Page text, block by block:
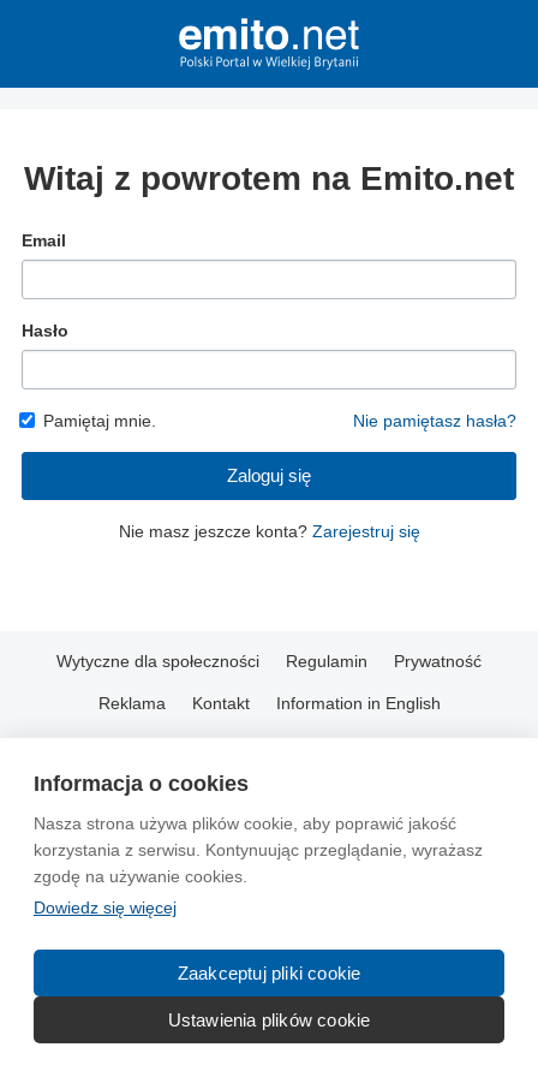
Informacja o cookies
Nasza strona używa plików cookie, aby poprawić jakość
korzystania z serwisu. Kontynuując przeglądanie, wyrażasz
zgodę na używanie cookies.
Dowiedz się więcej
Zaakceptuj pliki cookie
Ustawienia plików cookie
Witaj z powrotem na Emito.net
Email
Hasło
Pamiętaj mnie. Nie pamiętasz hasła?
Zaloguj się
Nie masz jeszcze konta? Zarejestruj się
Wytyczne dla społeczności Regulamin Prywatność
Reklama Kontakt Information in English